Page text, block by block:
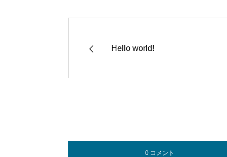
Hello world!
0 コメント